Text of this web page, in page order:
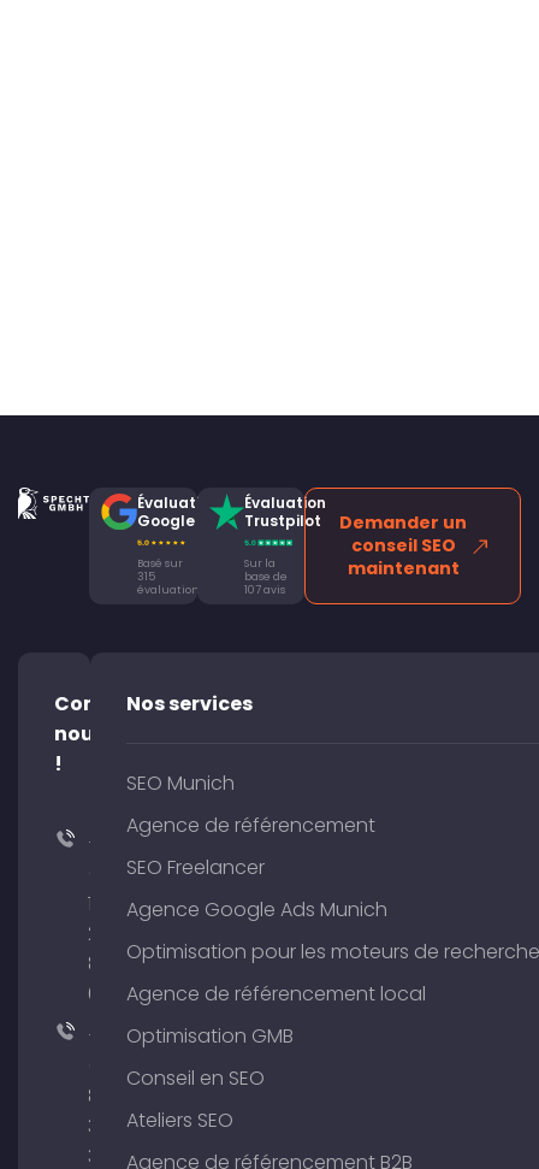
Évaluation
Google
Basé sur
315
évaluations
Évaluation
Trustpilot
Sur la
base de
107 avis
Demander un
conseil SEO
maintenant
Contacte-
nous
!
+49
176
204
801
64
+49
89
380
375
Nos services
SEO Munich
Agence de référencement
SEO Freelancer
Agence Google Ads Munich
Optimisation pour les moteurs de recherche
Agence de référencement local
Optimisation GMB
Conseil en SEO
Ateliers SEO
Agence de référencement B2B